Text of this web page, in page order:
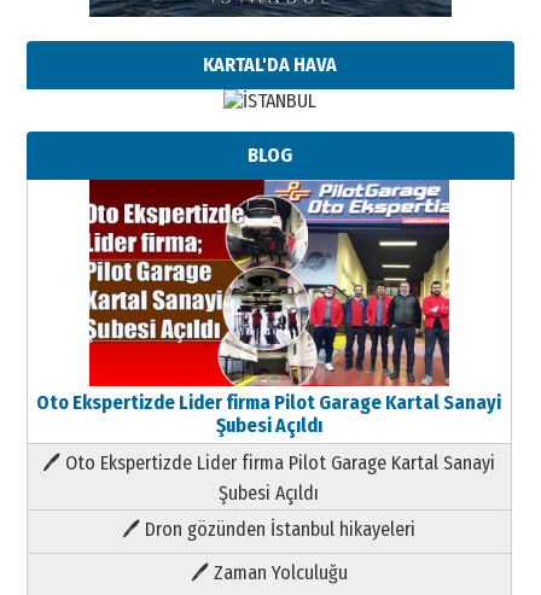
KARTAL'DA HAVA
BLOG
Oto Ekspertizde Lider firma Pilot Garage Kartal Sanayi
Şubesi Açıldı
🖊 Oto Ekspertizde Lider firma Pilot Garage Kartal Sanayi
Şubesi Açıldı
🖊 Dron gözünden İstanbul hikayeleri
🖊 Zaman Yolculuğu